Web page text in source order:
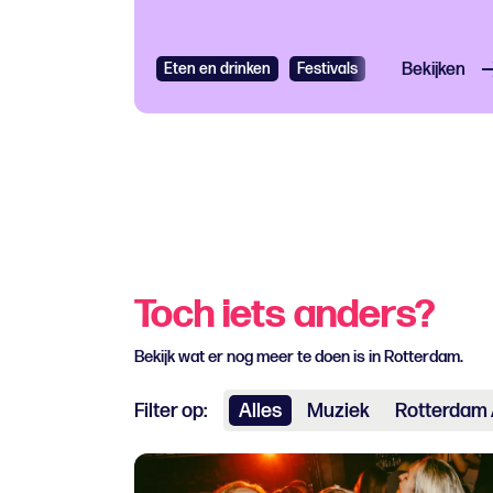
Eten en drinken Festivals Bekijken
Toch iets anders?
Bekijk wat er nog meer te doen is in Rotterdam.
Filter op: Alles Muziek Rotterdam